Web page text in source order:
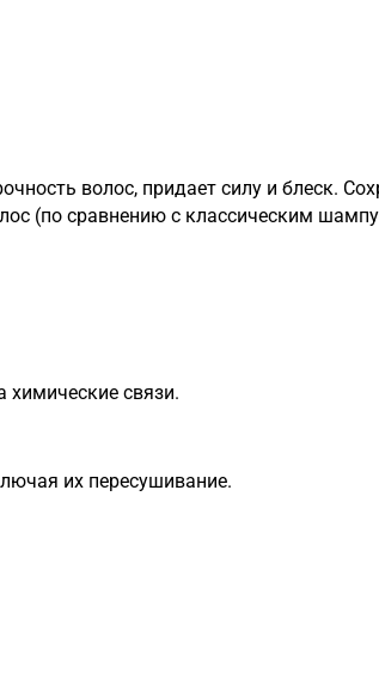
волос, придает силу и блеск.
(по сравнению с классическим
химические связи.
их пересушивание.